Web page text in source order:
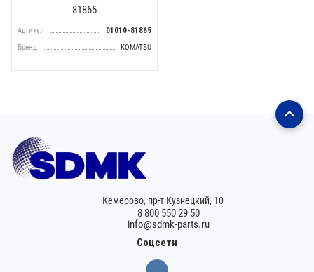
81865
Артикул
01010-81865
Бренд
KOMATSU
Кемерово, пр-т Кузнецкий, 10
8 800 550 29 50
info@sdmk-parts.ru
Соцсети